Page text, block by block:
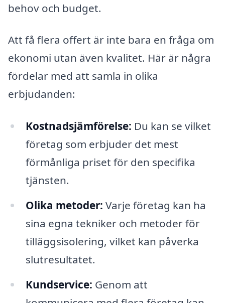
behov och budget.
Att få flera offert är inte bara en fråga om
ekonomi utan även kvalitet. Här är några
fördelar med att samla in olika
erbjudanden:
Kostnadsjämförelse: Du kan se vilket
företag som erbjuder det mest
förmånliga priset för den specifika
tjänsten.
Olika metoder: Varje företag kan ha
sina egna tekniker och metoder för
tilläggsisolering, vilket kan påverka
slutresultatet.
Kundservice: Genom att